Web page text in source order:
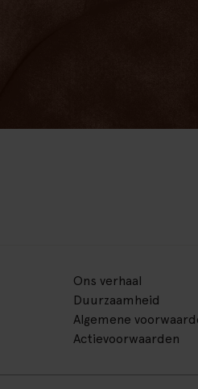
Ons verhaal
Duurzaamheid
Algemene
Actievoorwaarden